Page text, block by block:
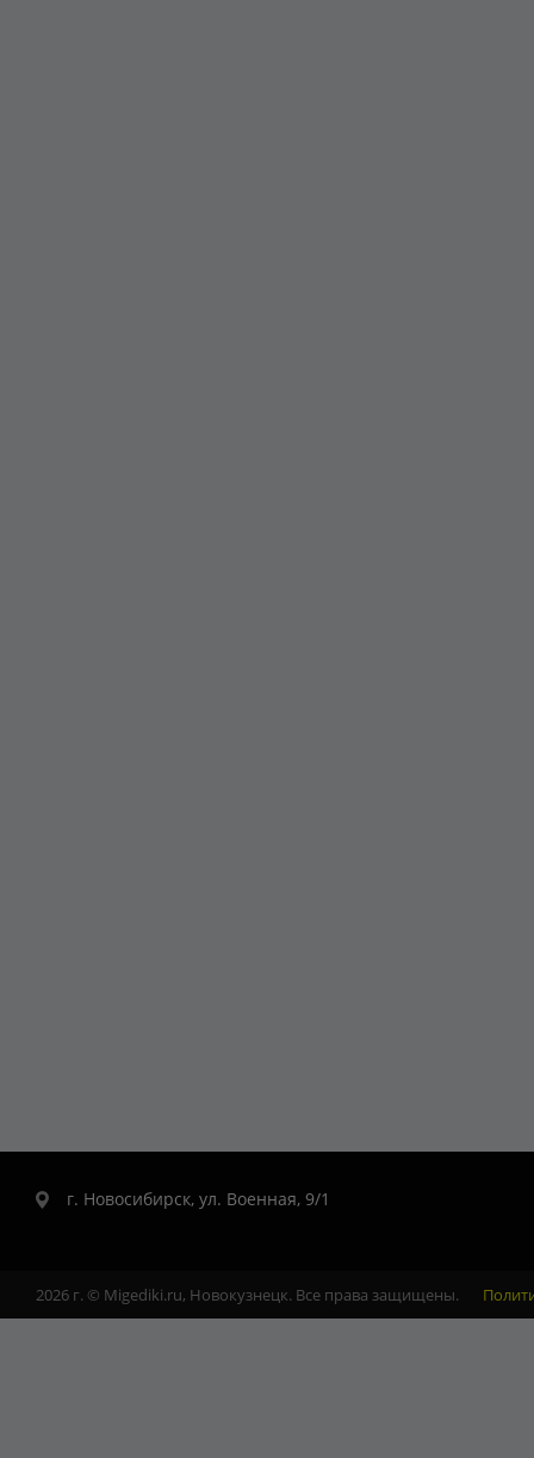
г. Новосибирск, ул. Военная, 9/1
2026 г. © Migediki.ru, Новокузнецк. Все права защищены.